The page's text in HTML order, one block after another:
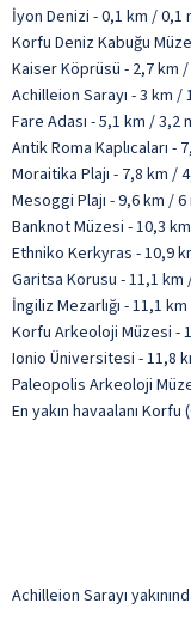
İyon Denizi - 0,1 km / 0,1
Korfu Deniz Kabuğu
Kaiser Köprüsü - 2,7 km
Achilleion Sarayı - 3 km /
Fare Adası - 5,1 km / 3,2
Antik Roma Kaplıcaları -
Moraitika Plajı - 7,8 km /
Mesoggi Plajı - 9,6 km / 6
Banknot Müzesi - 10,3
Ethniko Kerkyras - 10,9
Garitsa Korusu - 11,1 km
İngiliz Mezarlığı - 11,1
Korfu Arkeoloji Müzesi -
Ionio Üniversitesi - 11,8
Paleopolis Arkeoloji
En yakın havaalanı
Achilleion Sarayı